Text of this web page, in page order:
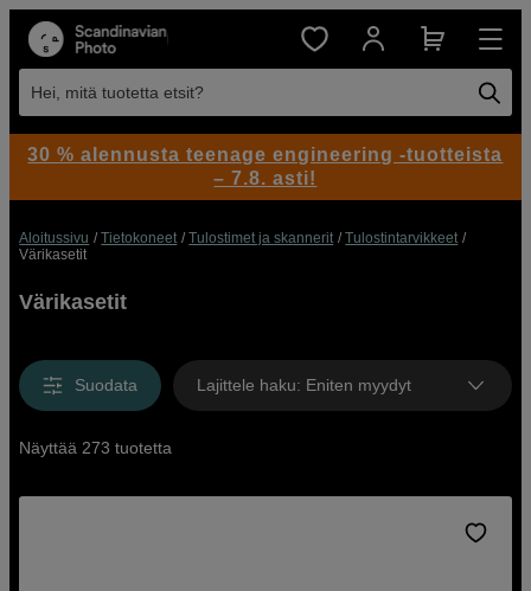
Hei, mitä tuotetta etsit?
Aloitussivu Tietokoneet Tulostimet ja skannerit
Tulostintarvikkeet
Värikasetit
Värikasetit
Suodata Lajittele haku: Eniten myydyt
Näyttää 273 tuotetta
30 % alennusta teenage engineering -tuotteista
– 7.8. asti!